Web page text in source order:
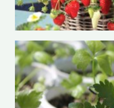
Viseče jagode